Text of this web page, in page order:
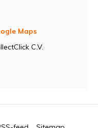
Maps
C.V.